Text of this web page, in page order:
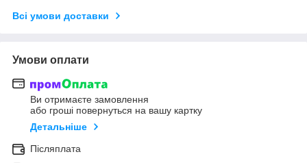
Всі умови доставки
Умови оплати
Ви отримаєте замовлення
або гроші повернуться на вашу картку
Детальніше
Післяплата